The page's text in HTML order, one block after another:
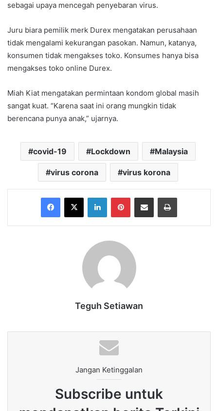
sebagai upaya mencegah penyebaran virus.
Juru biara pemilik merk Durex mengatakan perusahaan
tidak mengalami kekurangan pasokan. Namun, katanya,
konsumen tidak mengakses toko. Konsumes hanya bisa
mengakses toko online Durex.
Miah Kiat mengatakan permintaan kondom global masih
sangat kuat. “Karena saat ini orang mungkin tidak
berencana punya anak,” ujarnya.
covid-19 Lockdown Malaysia
virus corona virus korona
Facebook
X LinkedInPinterestShare via Email Print
Teguh Setiawan
Jangan Ketinggalan
Subscribe untuk